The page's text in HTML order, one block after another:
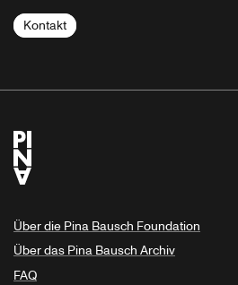
Kontakt
Über die Pina Bausch Foundation
Über das Pina Bausch Archiv
FAQ